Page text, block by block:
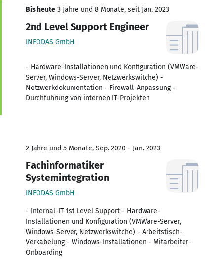
Bis heute 3 Jahre und 8 Monate, seit Jan. 2023
2nd Level Support Engineer
INFODAS GmbH
- Hardware-Installationen und Konfiguration (VMWare-
Server, Windows-Server, Netzwerkswitche) -
Netzwerkdokumentation - Firewall-Anpassung -
Durchführung von internen IT-Projekten
2 Jahre und 5 Monate, Sep. 2020 - Jan. 2023
Fachinformatiker
Systemintegration
INFODAS GmbH
- Internal-IT 1st Level Support - Hardware-
Installationen und Konfiguration (VMWare-Server,
Windows-Server, Netzwerkswitche) - Arbeitstisch-
Verkabelung - Windows-Installationen - Mitarbeiter-
Onboarding